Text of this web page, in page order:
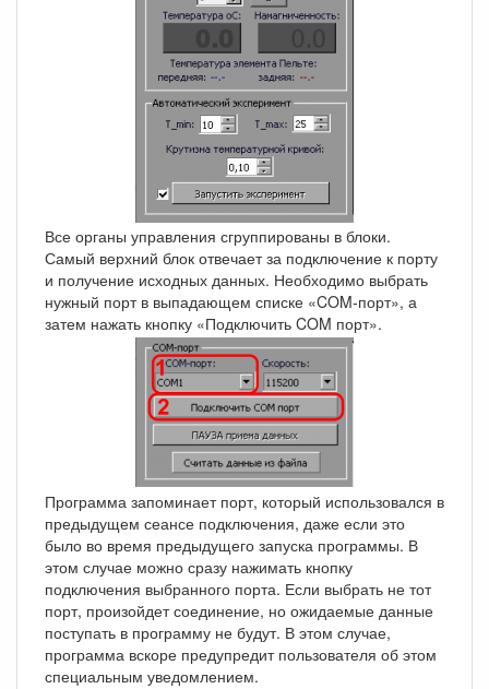
Все органы управления сгруппированы в блоки.
Самый верхний блок отвечает за подключение к порту
и получение исходных данных. Необходимо выбрать
нужный порт в выпадающем списке «COM-порт», а
затем нажать кнопку «Подключить COM порт».
Программа запоминает порт, который использовался в
предыдущем сеансе подключения, даже если это
было во время предыдущего запуска программы. В
этом случае можно сразу нажимать кнопку
подключения выбранного порта. Если выбрать не тот
порт, произойдет соединение, но ожидаемые данные
поступать в программу не будут. В этом случае,
программа вскоре предупредит пользователя об этом
специальным уведомлением.